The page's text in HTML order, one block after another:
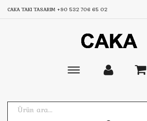
CAKA TAKI TASARIM +90 532 706 65 02
Toggle